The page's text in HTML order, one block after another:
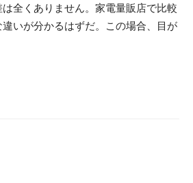
全くありません。家電量販店で比較
いが分かるはずだ。この場合、目が